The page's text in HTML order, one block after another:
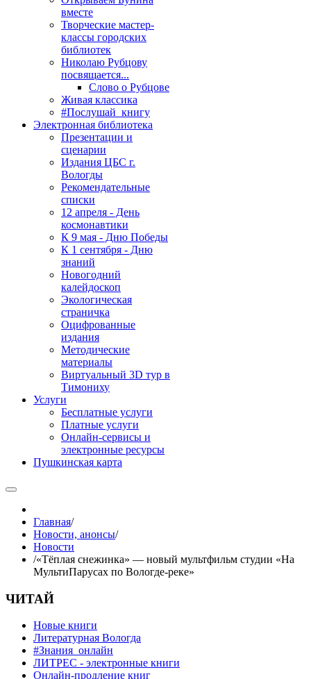
вместе
Творческие мастер-
классы городских
библиотек
Николаю Рубцову
посвящается...
Слово о Рубцове
Живая классика
#Послушай_книгу
Электронная библиотека
Презентации и
сценарии
Издания ЦБС г.
Вологды
Рекомендательные
списки
12 апреля - День
космонавтики
К 9 мая - Дню Победы
К 1 сентября - Дню
знаний
Новогодний
калейдоскоп
Экологическая
страничка
Оцифрованные
издания
Методические
материалы
Виртуальный 3D тур в
Тимониху
Услуги
Бесплатные услуги
Платные услуги
Онлайн-сервисы и
электронные ресурсы
Пушкинская карта
Главная/
Новости, анонсы/
Новости
/«Тёплая снежинка» — новый мультфильм студии «На
МультиПарусах по Вологде-реке»
ЧИТАЙ
Новые книги
Литературная Вологда
#Знания_онлайн
ЛИТРЕС - электронные книги
Онлайн-продление книг